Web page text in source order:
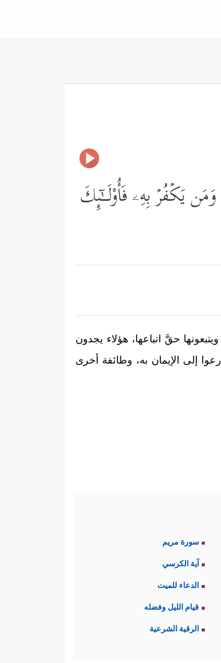
یَكۡفُرۡ بِهِۦ فَأُوْلَــٰۤىِٕكَ
حقَّ اتباعها، هؤلاء يجدون
إلى الإيمان به، وطائفة أخرى
سورة مريم
آية الكرسي
الدعاء للميت
قيام الليل وفضله
الرقية الشرعية